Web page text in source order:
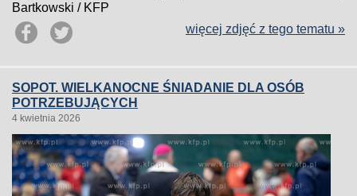
Bartkowski / KFP
więcej zdjęć z tego tematu »
SOPOT. WIELKANOCNE ŚNIADANIE DLA OSÓB
POTRZEBUJĄCYCH
4 kwietnia 2026